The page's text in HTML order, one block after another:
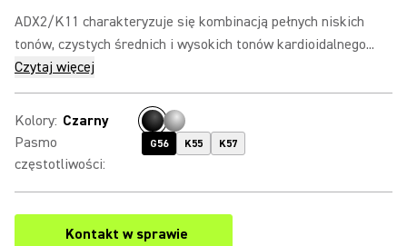
ADX2/K11 charakteryzuje się kombinacją pełnych niskich
tonów, czystych średnich i wysokich tonów kardioidalnego...
Czytaj więcej
Kolory: Czarny
Pasmo
częstotliwości:
G56 K55 K57
Kontakt w sprawie